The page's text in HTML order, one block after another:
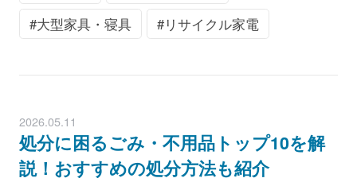
大型家具・寝具
リサイクル家電
2026.05.11
処分に困るごみ・不用品トップ10を解
説！おすすめの処分方法も紹介